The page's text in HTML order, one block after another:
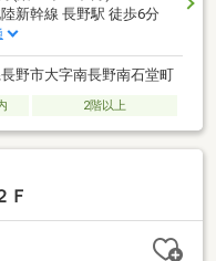
陸新幹線 長野駅 徒歩6分
野市大字南長野南石堂町
2階以上
Ｆ